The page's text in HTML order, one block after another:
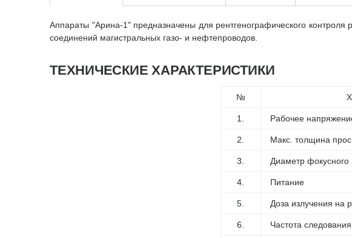
Аппараты "Арина-1" предназначены для рентгенографического контроля
соединений магистральных газо- и нефтепроводов.
ТЕХНИЧЕСКИЕ ХАРАКТЕРИСТИКИ
№
1. Рабочее
2. Макс. толщина
3. Диаметр
4. Питание
5. Доза излучения на
6. Частота